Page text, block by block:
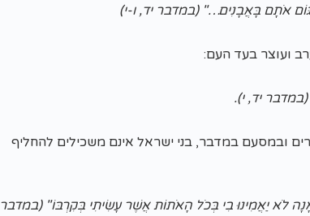
אֹתָם בָּאֲבָנִים…" (במדבר יד, ו-י)
ועוצר בעד העם:
יד, י).
ובמסעם במדבר, בני ישראל אינם משכילים להחליף
לֹא יַאֲמִינוּ בִי בְּכֹל הָאֹתוֹת אֲשֶׁר עָשִׂיתִי בְּקִרְבּוֹ" (במדבר